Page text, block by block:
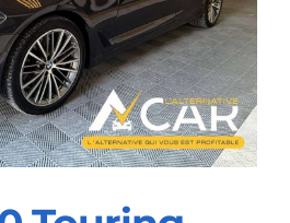
–
GARANTIE
12M